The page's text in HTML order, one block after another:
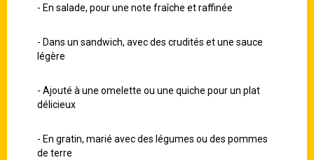
- En salade, pour une note fraîche et raffinée
- Dans un sandwich, avec des crudités et une sauce
légère
- Ajouté à une omelette ou une quiche pour un plat
délicieux
- En gratin, marié avec des légumes ou des pommes
de terre